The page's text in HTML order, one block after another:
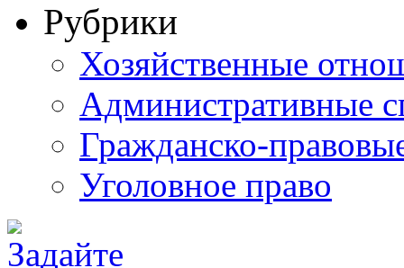
Рубрики
Хозяйственные
Административные
Гражданско-
Уголовное право